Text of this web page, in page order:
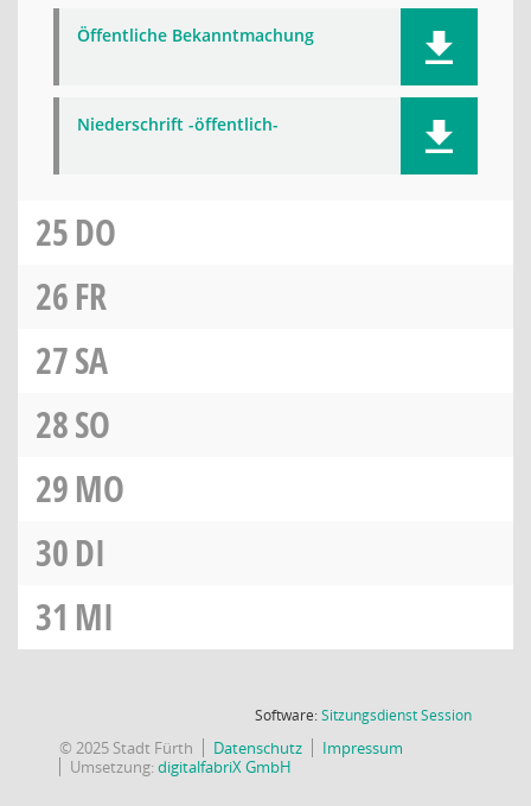
Öffentliche Bekanntmachung
Niederschrift -öffentlich-
25DO
26FR
27SA
28SO
29MO
30DI
31 MI
Software:SitzungsdienstSession(Wird in
© 2025 Stadt Fürth Datenschutz
Impressum
Umsetzung:digitalfabriX GmbH